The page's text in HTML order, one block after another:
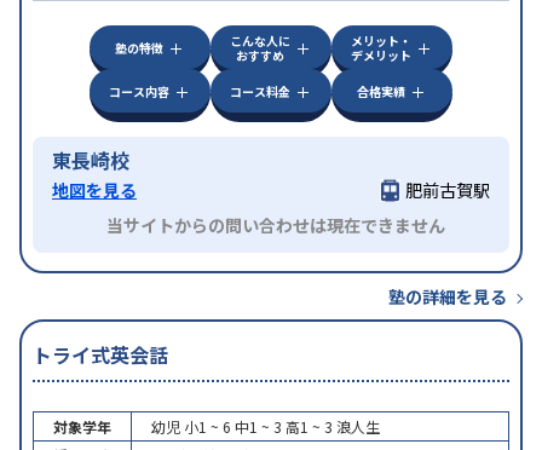
塾の特徴
こんな人に
おすすめ
メリット・
デメリット
コース内容
コース料金 合格実績
東長崎校
地図を見る
肥前古賀駅
当サイトからの問い合わせは現在できません
塾の詳細を見る
トライ式英会話
対象学年 幼児 小1 ~ 6 中1 ~ 3 高1 ~ 3 浪人生